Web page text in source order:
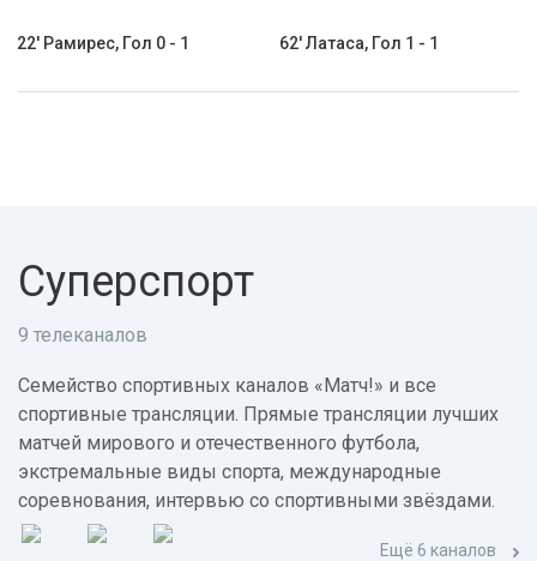
22' Рамирес, Гол 0 - 1 62' Латаса, Гол 1 - 1
Суперспорт
9 телеканалов
Семейство спортивных каналов «Матч!» и все
спортивные трансляции. Прямые трансляции лучших
матчей мирового и отечественного футбола,
экстремальные виды спорта, международные
соревнования, интервью со спортивными звёздами.
Ещё 6 каналов